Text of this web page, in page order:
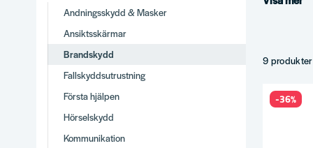
Andningsskydd & Masker
Ansiktsskärmar
Brandskydd
Fallskyddsutrustning
Första hjälpen
Hörselskydd
Kommunikation
Vårt
Brandfiltar.
Tips
9 produkter
-36%